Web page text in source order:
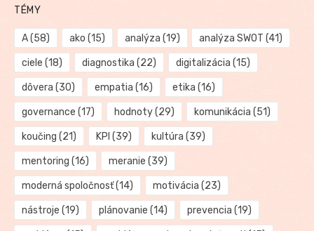
TÉMY
A(58) ako (15) analýza (19) analýza SWOT (41)
ciele (18) diagnostika (22) digitalizácia (15)
dôvera (30) empatia (16) etika (16)
governance (17) hodnoty(29) komunikácia (51)
koučing (21) KPI (39) kultúra (39)
mentoring (16) meranie (39)
moderná spoločnosť(14) motivácia (23)
nástroje (19) plánovanie (14) prevencia (19)